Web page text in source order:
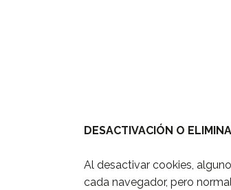
DESACTIVACIÓN O
Al desactivar cookies,
cada navegador, pero